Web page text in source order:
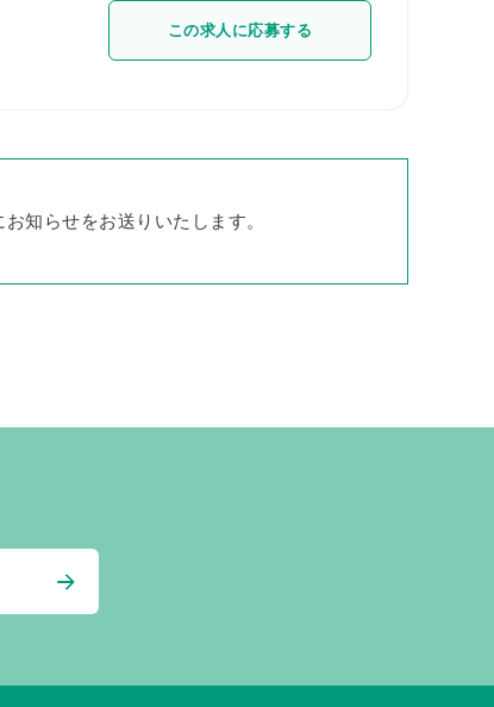
この求人に応募する
知らせをお送りいたします。